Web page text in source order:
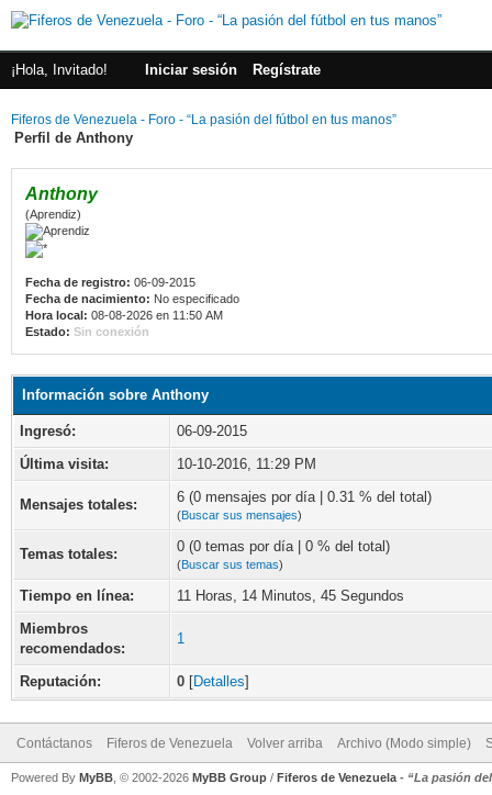
¡Hola, Invitado! Iniciar sesión Regístrate
Fiferos de Venezuela - Foro - “La pasión del fútbol en tus manos”
Perfil de Anthony
Anthony
(Aprendiz)
Fecha de registro: 06-09-2015
Fecha de nacimiento: No especificado
Hora local: 08-08-2026 en 11:50 AM
Estado: Sin conexión
Información sobre Anthony
Ingresó:
06-09-2015
Última visita:
10-10-2016, 11:29 PM
Mensajes totales: 6 (0 mensajes por día | 0.31 % del total)
(Buscar sus mensajes)
Temas totales: 0 (0 temas por día | 0 % del total)
(Buscar sus temas)
Tiempo en línea:
11 Horas, 14 Minutos, 45 Segundos
Miembros
recomendados:
1
Reputación: 0 [Detalles]
Contáctanos Fiferos de Venezuela Volver arriba Archivo (Modo simple)
Powered By MyBB , © 2002-2026 MyBB Group / Fiferos de Venezuela - “La pasión